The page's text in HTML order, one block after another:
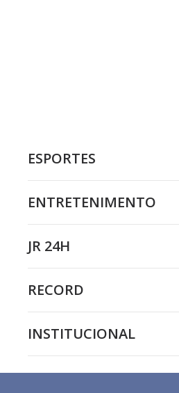
ESPORTES
ENTRETENIMENTO
JR 24H
RECORD
INSTITUCIONAL